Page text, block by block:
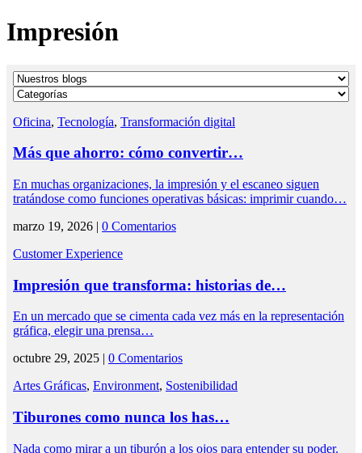
Impresión
Oficina, Tecnología, Transformación digital
Más que ahorro: cómo convertir…
En muchas organizaciones, la impresión y el escaneo siguen
tratándose como funciones operativas básicas: imprimir cuando…
marzo 19, 2026 | 0 Comentarios
Customer Experience
Impresión que transforma: historias de…
En un mercado que se cimenta cada vez más en la representación
gráfica, elegir una prensa…
octubre 29, 2025 | 0 Comentarios
Artes Gráficas, Environment, Sostenibilidad
Tiburones como nunca los has…
Nada como mirar a un tiburón a los ojos para entender su poder.